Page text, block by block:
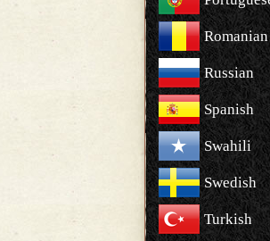
Romanian
Russian
Spanish
Swahili
Swedish
Turkish